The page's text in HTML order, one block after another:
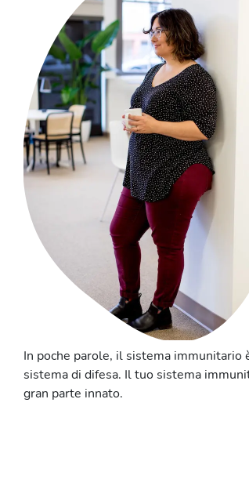
In poche parole, il sistema immunitario
sistema di difesa. Il tuo sistema
gran parte innato.